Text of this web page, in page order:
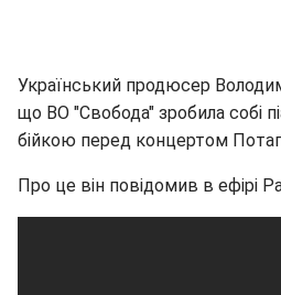
Український продюсер
що ВО "Свобода" зробила собі
бійкою перед концертом
Про це він повідомив в ефірі